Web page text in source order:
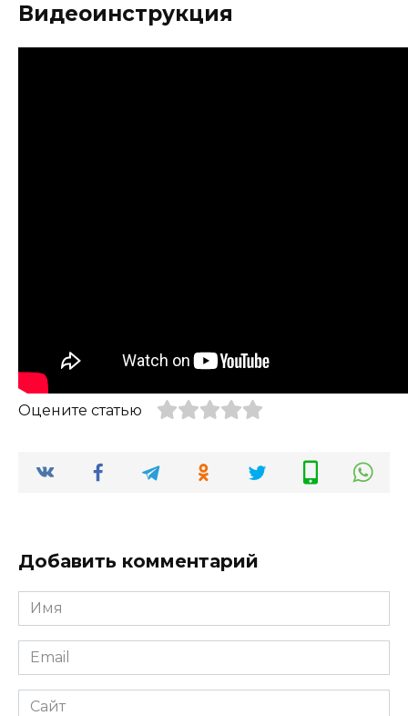
Видеоинструкция
Оцените статью
Добавить комментарий
Имя
*
Email
*
Сайт